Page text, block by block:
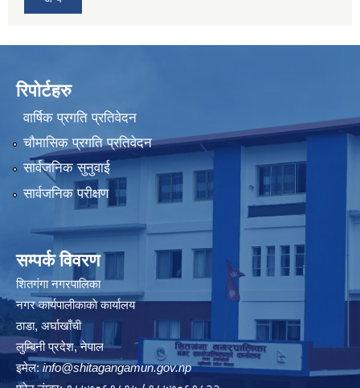
रिपोर्टहरु
वार्षिक प्रगति प्रतिवेदन
चौमासिक प्रगति प्रतिवेदन
सार्वजनिक सुनुवाई
सार्वजनिक परीक्षण
सम्पर्क विवरण
शितगंगा नगरपालिका
नगर कार्यपालीकाकाे कार्यालय
ठाडा, अर्घाखाँची
लुम्बिनी प्रदेश, नेपाल
इमेल: info@shitagangamun.gov.np